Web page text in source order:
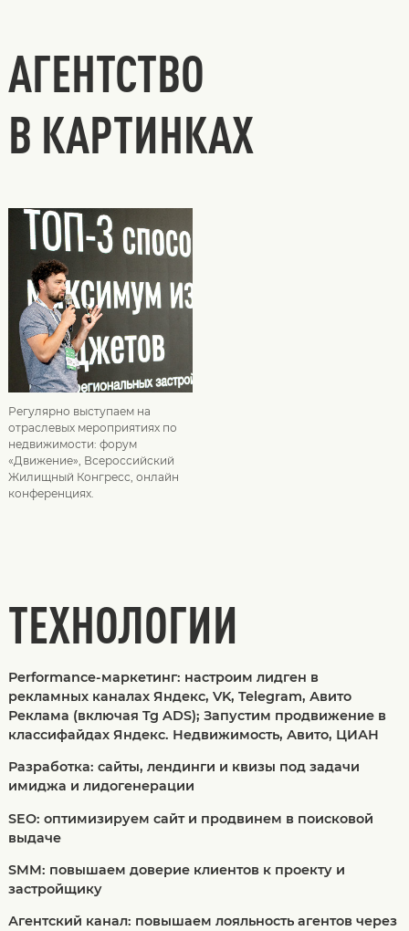
АГЕНТСТВО
В КАРТИНКАХ
Регулярно выступаем на
отраслевых мероприятиях по
недвижимости: форум
«Движение», Всероссийский
Жилищный Конгресс, онлайн
конференциях.
ТЕХНОЛОГИИ
Performance-маркетинг: настроим лидген в
рекламных каналах Яндекс, VK, Telegram, Авито
Реклама (включая Tg ADS); Запустим продвижение в
классифайдах Яндекс. Недвижимость, Авито, ЦИАН
Разработка: сайты, лендинги и квизы под задачи
имиджа и лидогенерации
SEO: оптимизируем сайт и продвинем в поисковой
выдаче
SMM: повышаем доверие клиентов к проекту и
застройщику
Агентский канал: повышаем лояльность агентов через